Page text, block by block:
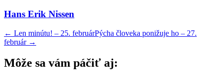
Hans Erik Nissen
← Len minútu! – 25. februárPýcha človeka ponižuje ho – 27.
február →
Môže sa vám páčiť aj: